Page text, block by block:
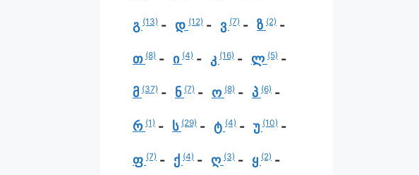
გ (13) დ (12) ვ (7) ზ (2)
თ (8) ი (4) კ (16) ლ (5)
მ (37) ნ (7) ო (8) პ (6)
რ (1) ს (29) ტ (4) უ (10)
ფ (7) ქ (4) ღ (3) ყ (2)